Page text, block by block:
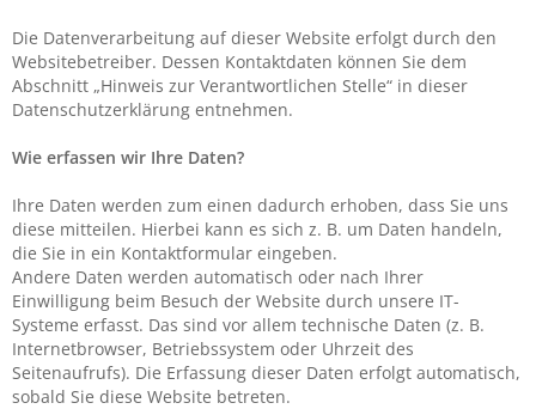
Die Datenverarbeitung auf dieser Website erfolgt durch den
Websitebetreiber. Dessen Kontaktdaten können Sie dem
Abschnitt „Hinweis zur Verantwortlichen Stelle“ in dieser
Datenschutzerklärung entnehmen.
Wie erfassen wir Ihre Daten?
Ihre Daten werden zum einen dadurch erhoben, dass Sie uns
diese mitteilen. Hierbei kann es sich z. B. um Daten handeln,
die Sie in ein Kontaktformular eingeben.
Andere Daten werden automatisch oder nach Ihrer
Einwilligung beim Besuch der Website durch unsere IT-
Systeme erfasst. Das sind vor allem technische Daten (z. B.
Internetbrowser, Betriebssystem oder Uhrzeit des
Seitenaufrufs). Die Erfassung dieser Daten erfolgt automatisch,
sobald Sie diese Website betreten.